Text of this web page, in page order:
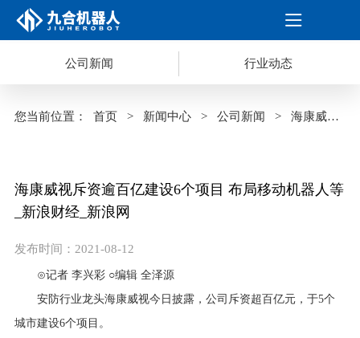
公司新闻 行业动态
您当前位置： 首页 > 新闻中心 > 公司新闻 > 海康威视
斥资逾百亿建设6个项目 布局移动机器人等_新浪财经_新浪网
海康威视斥资逾百亿建设6个项目 布局移动机器人等
_新浪财经_新浪网
发布时间：2021-08-12
⊙记者 李兴彩 ○编辑 全泽源
安防行业龙头海康威视今日披露，公司斥资超百亿元，于5个
城市建设6个项目。